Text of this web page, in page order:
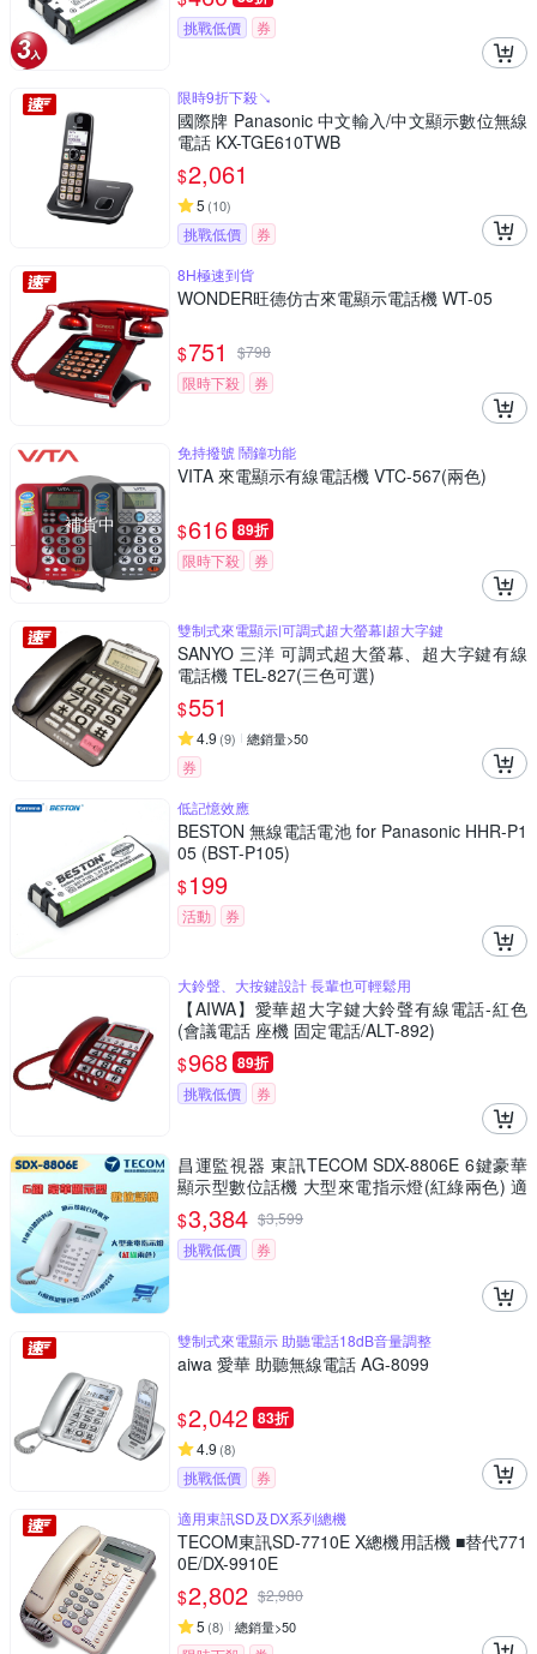
挑戰低價 券
限時9折下殺↘
國際牌 Panasonic 中文輸入/中文顯示數位無線
電話 KX-TGE610TWB
$2,061
5 (10)
挑戰低價
券
8H極速到貨
WONDER旺德仿古來電顯示電話機 WT-05
$751 $798
限時下殺
券
補貨中
免持撥號 鬧鐘功能
VITA 來電顯示有線電話機 VTC-567(兩色)
$616 89折
限時下殺 券
雙制式來電顯示|可調式超大螢幕|超大字鍵
SANYO 三洋 可調式超大螢幕、超大字鍵有線
電話機 TEL-827(三色可選)
$551
4.9 (9) 總銷量>50
券
低記憶效應
BESTON 無線電話電池 for Panasonic HHR-P1
05 (BST-P105)
$199
活動 券
大鈴聲、大按鍵設計 長輩也可輕鬆用
【AIWA】愛華超大字鍵大鈴聲有線電話-紅色
(會議電話 座機 固定電話/ALT-892)
$968 89折
挑戰低價 券
昌運監視器 東訊TECOM SDX-8806E 6鍵豪華
顯示型數位話機 大型來電指示燈(紅綠兩色) 適
用SDX500總機
$3,384 $3,599
挑戰低價
券
雙制式來電顯示 助聽電話18dB音量調整
aiwa 愛華 助聽無線電話 AG-8099
$2,042 83折
4.9 (8)
挑戰低價
券
適用東訊SD及DX系列總機
TECOM東訊SD-7710E X總機用話機 ■替代771
0E/DX-9910E
$2,802 $2,980
5 (8) 總銷量>50